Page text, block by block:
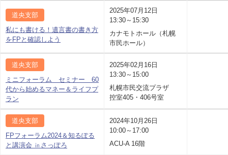
道央支部
私にも書ける！遺言書の書き方
をFPと確認しよう
2025年07月12日
13:30～15:30
カナモトホール（札幌
市民ホール）
道央支部
ミニフォーラム セミナー 60
代から始めるマネー＆ライフプ
ラン
2025年02月16日
13:30～15:00
札幌市民交流プラザ
控室405・406号室
道央支部
FPフォーラム2024＆知るぽる
と講演会 ㏌さっぽろ
2024年10月26日
10:00～17:00
ACU-A 16階